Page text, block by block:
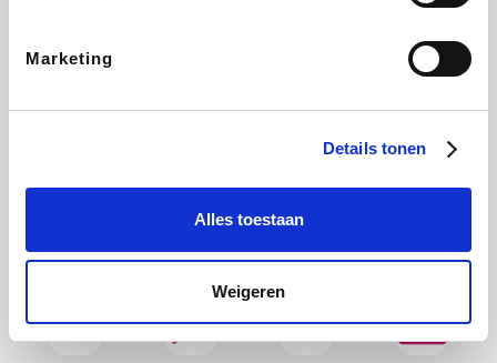
Marketing
Details tonen
Alles toestaan
Weigeren
Samsung Delonghi Tennis Point My Jewellery